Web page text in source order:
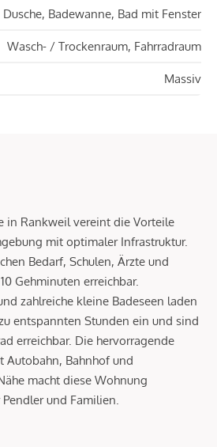
Dusche, Badewanne, Bad mit Fenster
Wasch- / Trockenraum, Fahrradraum
Massiv
in Rankweil vereint die Vorteile
mit optimaler Infrastruktur.
Bedarf, Schulen, Ärzte und
Gehminuten erreichbar.
zahlreiche kleine Badeseen laden
entspannten Stunden ein und sind
erreichbar. Die hervorragende
Autobahn, Bahnhof und
macht diese Wohnung
und Familien.